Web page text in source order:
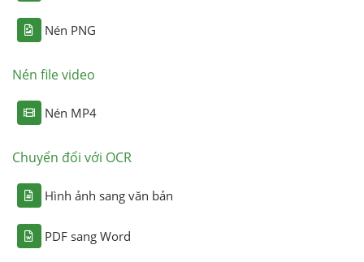
Nén PNG
Nén file video
Nén MP4
Chuyển đổi với OCR
Hình ảnh sang văn bản
PDF sang Word